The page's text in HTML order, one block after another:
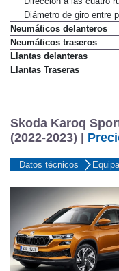
Dirección a las cuatro
Diámetro de giro entre
Neumáticos delanteros
Neumáticos traseros
Llantas delanteras
Skoda Karoq
(2022-2023) |